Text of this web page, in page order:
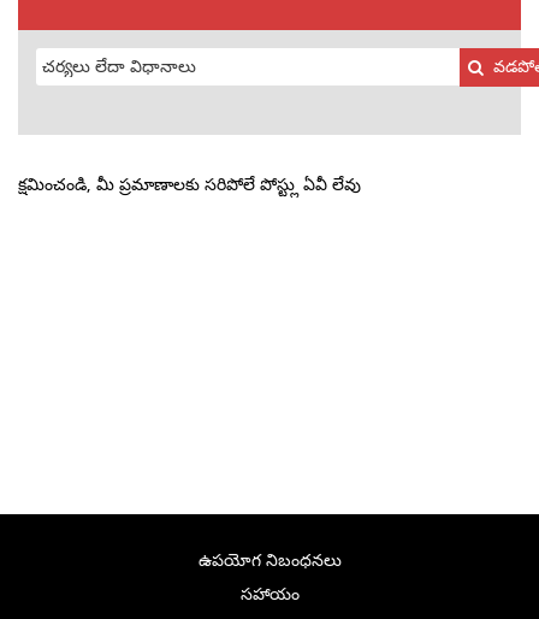
క్షమించండి, మీ ప్రమాణాలకు సరిపోలే పోస్ట్లు ఏవీ లేవు
ఉపయోగ నిబంధనలు
సహాయం